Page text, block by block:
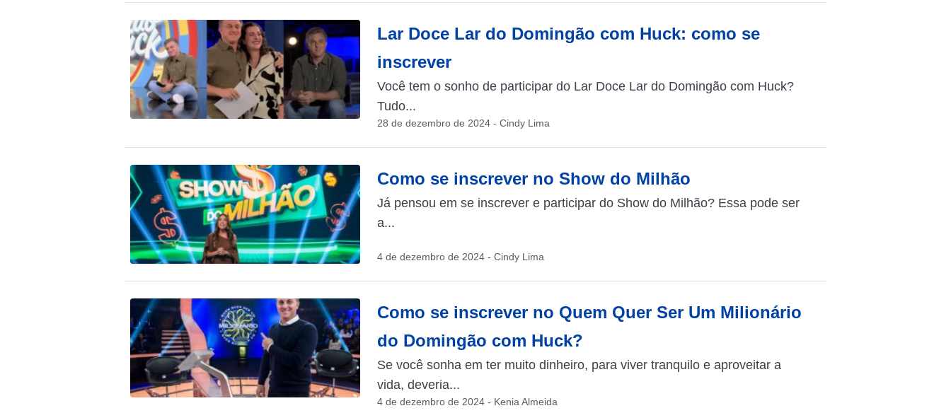
Lar Doce Lar do Domingão com Huck: como se
inscrever
Você tem o sonho de participar do Lar Doce Lar do Domingão com Huck?
Tudo...
28 de dezembro de 2024 - Cindy Lima
Como se inscrever no Show do Milhão
Já pensou em se inscrever e participar do Show do Milhão? Essa pode ser
a...
4 de dezembro de 2024 - Cindy Lima
Como se inscrever no Quem Quer Ser Um Milionário
do Domingão com Huck?
Se você sonha em ter muito dinheiro, para viver tranquilo e aproveitar a
vida, deveria...
4 de dezembro de 2024 - Kenia Almeida